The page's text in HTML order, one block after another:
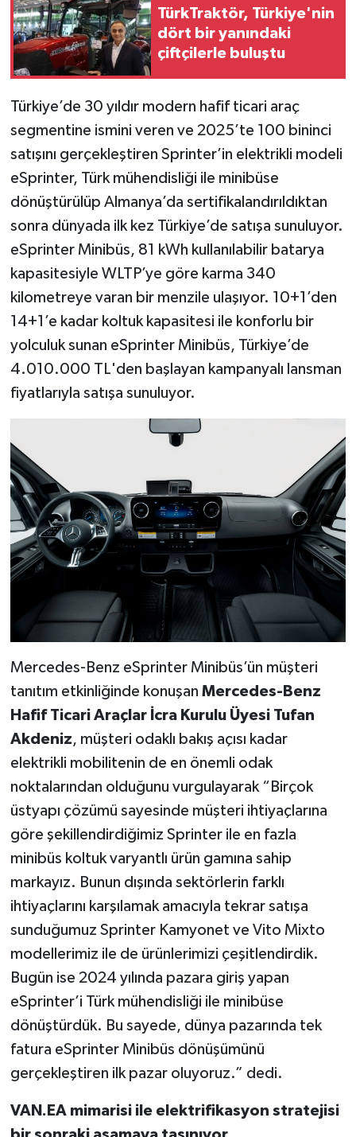
TürkTraktör, Türkiye'nin
dört bir yanındaki
çiftçilerle buluştu
Türkiye’de 30 yıldır modern hafif ticari araç
segmentine ismini veren ve 2025’te 100 bininci
satışını gerçekleştiren Sprinter’in elektrikli modeli
eSprinter, Türk mühendisliği ile minibüse
dönüştürülüp Almanya’da sertifikalandırıldıktan
sonra dünyada ilk kez Türkiye’de satışa sunuluyor.
eSprinter Minibüs, 81 kWh kullanılabilir batarya
kapasitesiyle WLTP’ye göre karma 340
kilometreye varan bir menzile ulaşıyor. 10+1’den
14+1’e kadar koltuk kapasitesi ile konforlu bir
yolculuk sunan eSprinter Minibüs, Türkiye’de
4.010.000 TL'den başlayan kampanyalı lansman
fiyatlarıyla satışa sunuluyor.
Mercedes-Benz eSprinter Minibüs’ün müşteri
tanıtım etkinliğinde konuşan Mercedes-Benz
Hafif Ticari Araçlar İcra Kurulu Üyesi Tufan
Akdeniz, müşteri odaklı bakış açısı kadar
elektrikli mobilitenin de en önemli odak
noktalarından olduğunu vurgulayarak “Birçok
üstyapı çözümü sayesinde müşteri ihtiyaçlarına
göre şekillendirdiğimiz Sprinter ile en fazla
minibüs koltuk varyantlı ürün gamına sahip
markayız. Bunun dışında sektörlerin farklı
ihtiyaçlarını karşılamak amacıyla tekrar satışa
sunduğumuz Sprinter Kamyonet ve Vito Mixto
modellerimiz ile de ürünlerimizi çeşitlendirdik.
Bugün ise 2024 yılında pazara giriş yapan
eSprinter’i Türk mühendisliği ile minibüse
dönüştürdük. Bu sayede, dünya pazarında tek
fatura eSprinter Minibüs dönüşümünü
gerçekleştiren ilk pazar oluyoruz.” dedi.
VAN.EA mimarisi ile elektrifikasyon stratejisi